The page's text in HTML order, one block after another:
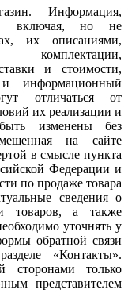
Информация,
включая, но не
их описаниями,
комплектации,
и стоимости,
информационный
отличаться от
их реализации и
изменены без
на сайте
в смысле пункта
Федерации и
по продаже товара
сведения о
товаров, а также
уточнять у
обратной связи
«Контакты».
сторонами только
представителем